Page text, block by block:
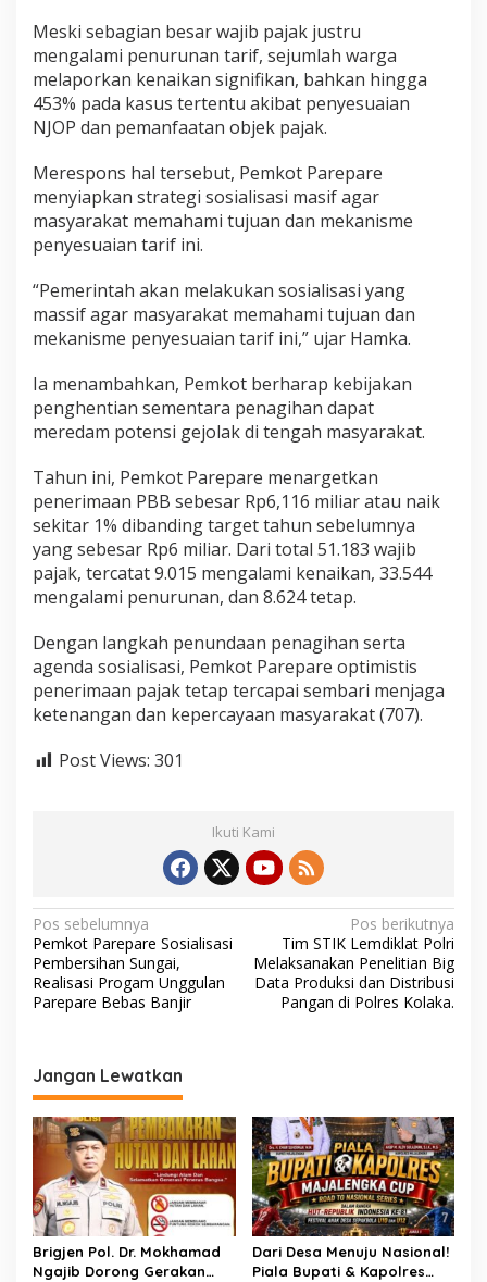
Meski sebagian besar wajib pajak justru
mengalami penurunan tarif, sejumlah warga
melaporkan kenaikan signifikan, bahkan hingga
453% pada kasus tertentu akibat penyesuaian
NJOP dan pemanfaatan objek pajak.
Merespons hal tersebut, Pemkot Parepare
menyiapkan strategi sosialisasi masif agar
masyarakat memahami tujuan dan mekanisme
penyesuaian tarif ini.
“Pemerintah akan melakukan sosialisasi yang
massif agar masyarakat memahami tujuan dan
mekanisme penyesuaian tarif ini,” ujar Hamka.
Ia menambahkan, Pemkot berharap kebijakan
penghentian sementara penagihan dapat
meredam potensi gejolak di tengah masyarakat.
Tahun ini, Pemkot Parepare menargetkan
penerimaan PBB sebesar Rp6,116 miliar atau naik
sekitar 1% dibanding target tahun sebelumnya
yang sebesar Rp6 miliar. Dari total 51.183 wajib
pajak, tercatat 9.015 mengalami kenaikan, 33.544
mengalami penurunan, dan 8.624 tetap.
Dengan langkah penundaan penagihan serta
agenda sosialisasi, Pemkot Parepare optimistis
penerimaan pajak tetap tercapai sembari menjaga
ketenangan dan kepercayaan masyarakat (707).
Post Views: 301
Ikuti Kami
N
a
v
i
a
s
i
p
o
s
Pos sebelumnya
Pemkot Parepare Sosialisasi
Pembersihan Sungai,
Realisasi Progam Unggulan
Parepare Bebas Banjir
Pos berikutnya
Tim STIK Lemdiklat Polri
Melaksanakan Penelitian Big
Data Produksi dan Distribusi
Pangan di Polres Kolaka.
Jangan Lewatkan
Brigjen Pol. Dr. Mokhamad
Ngajib Dorong Gerakan
Dari Desa Menuju Nasional!
Piala Bupati & Kapolres